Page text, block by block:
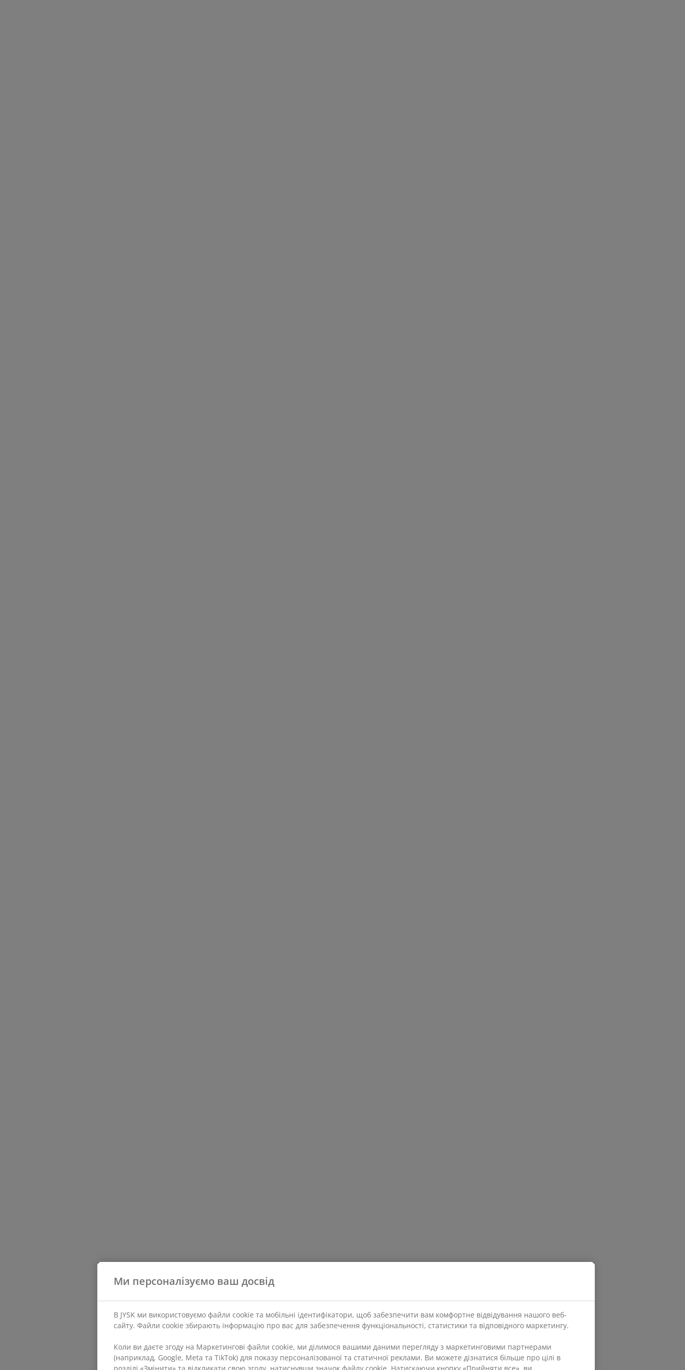
Ми персоналізуємо ваш досвід
В JYSK ми використовуємо файли cookie та мобільні ідентифікатори, щоб забезпечити вам комфортне відвідування нашого веб-
сайту. Файли cookie збирають інформацію про вас для забезпечення функціональності, статистики та відповідного маркетингу.
Коли ви даєте згоду на Маркетингові файли cookie, ми ділимося вашими даними перегляду з маркетинговими партнерами
(наприклад, Google, Meta та TikTok) для показу персоналізованої та статичної реклами. Ви можете дізнатися більше про цілі в